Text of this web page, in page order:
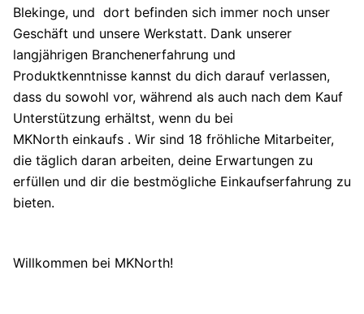
Blekinge, und dort befinden sich immer noch unser
Geschäft und unsere Werkstatt. Dank unserer
langjährigen Branchenerfahrung und
Produktkenntnisse kannst du dich darauf verlassen,
dass du sowohl vor, während als auch nach dem Kauf
Unterstützung erhältst, wenn du bei
MKNorth einkaufs . Wir sind 18 fröhliche Mitarbeiter,
die täglich daran arbeiten, deine Erwartungen zu
erfüllen und dir die bestmögliche Einkaufserfahrung zu
bieten.
Willkommen bei MKNorth!